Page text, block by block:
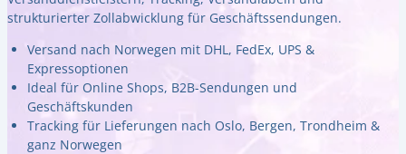
strukturierter Zollabwicklung für Geschäftssendungen.
Versand nach Norwegen mit DHL, FedEx, UPS &
Expressoptionen
Ideal für Online Shops, B2B-Sendungen und
Geschäftskunden
Tracking für Lieferungen nach Oslo, Bergen, Trondheim &
ganz Norwegen